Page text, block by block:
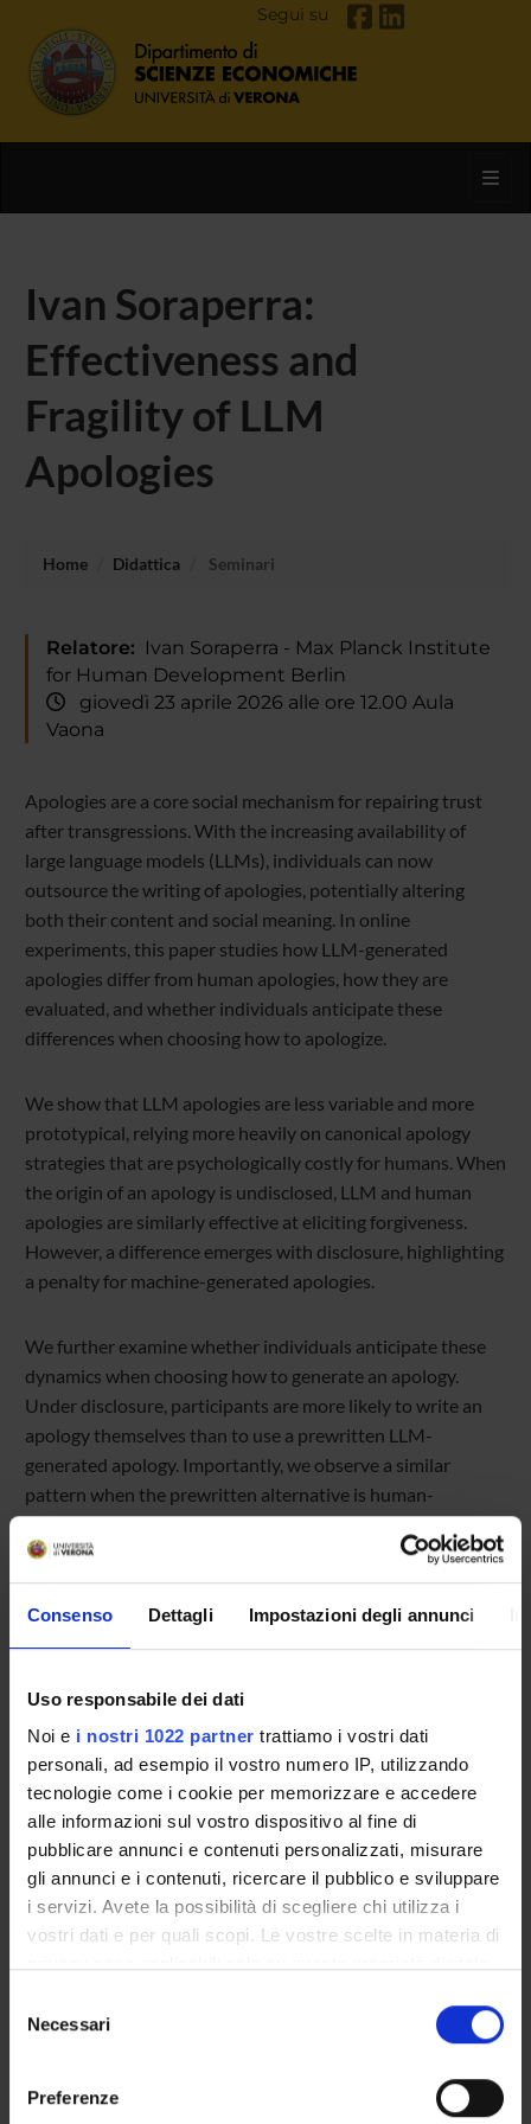
Consenso Dettagli Impostazioni degli annunci
Uso responsabile dei dati
Noi e i nostri 1022 partner trattiamo i vostri dati
personali, ad esempio il vostro numero IP, utilizzando
tecnologie come i cookie per memorizzare e accedere
alle informazioni sul vostro dispositivo al fine di
pubblicare annunci e contenuti personalizzati, misurare
gli annunci e i contenuti, ricercare il pubblico e sviluppare
i servizi. Avete la possibilità di scegliere chi utilizza i
vostri dati e per quali scopi. Le vostre scelte in materia di
modificare o revocare il proprio consenso in qualsiasi
momento dalla Dichiarazione sui cookie o facendo clic
delNecessari
Preferenze
Segui su
Ivan Soraperra:
Effectiveness and
Fragility of LLM
Apologies
Home Didattica Seminari
Relatore: Ivan Soraperra - Max Planck Institute
for Human Development Berlin
giovedì 23 aprile 2026 alle ore 12.00 Aula
Vaona
Apologies are a core social mechanism for repairing trust
after transgressions. With the increasing availability of
large language models (LLMs), individuals can now
outsource the writing of apologies, potentially altering
both their content and social meaning. In online
experiments, this paper studies how LLM-generated
apologies differ from human apologies, how they are
evaluated, and whether individuals anticipate these
differences when choosing how to apologize.
We show that LLM apologies are less variable and more
prototypical, relying more heavily on canonical apology
strategies that are psychologically costly for humans. When
the origin of an apology is undisclosed, LLM and human
apologies are similarly effective at eliciting forgiveness.
However, a difference emerges with disclosure, highlighting
a penalty for machine-generated apologies.
We further examine whether individuals anticipate these
dynamics when choosing how to generate an apology.
Under disclosure, participants are more likely to write an
apology themselves than to use a prewritten LLM-
generated apology. Importantly, we observe a similar
pattern when the prewritten alternative is human-
generated. This suggests that individuals anticipate a
penalty for using prewritten apologies per se, rather than a
penalty specific to machine origin. Consistent with this
interpretation, these effects are fully absorbed once
participants’ beliefs about relative effectiveness are
are driven by beliefs rather than disclosure or origin per se.
Overall, we show that LLMs produce apologies that are
instrumentally effective but potentially socially fragile
when their origin is disclosed. Rather than expanding
expressive capacity, LLMs appear to reshape apology and
forgiveness outcomes by shifting beliefs about effort and
authenticity, thereby altering how actions are interpreted.
Maria Vittoria Levati